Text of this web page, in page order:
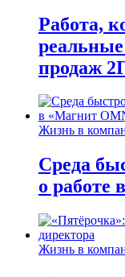
Работа,
продаж
Жизнь в
Среда
о работе
Жизнь в